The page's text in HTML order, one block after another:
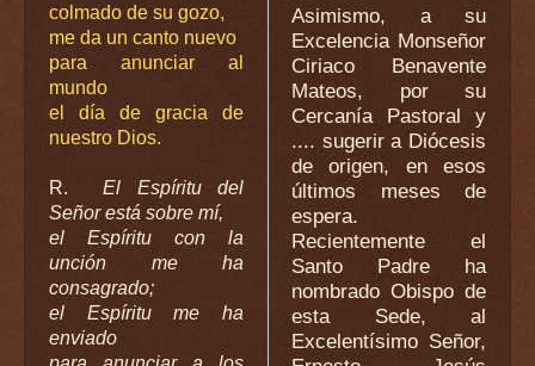
colmado de su gozo,
me da un canto nuevo
para anunciar al
mundo
el día de gracia de
nuestro Dios.
R.
El Espíritu del
Señor está sobre mí,
el Espíritu con la
unción me ha
consagrado;
el Espíritu me ha
enviado
Asimismo, a su
Excelencia Monseñor
Ciriaco Benavente
Mateos, por su
Cercanía Pastoral y
.... sugerir a Diócesis
de origen, en esos
últimos meses de
espera.
Recientemente el
Santo Padre ha
nombrado Obispo de
esta Sede, al
Excelentísimo Señor,